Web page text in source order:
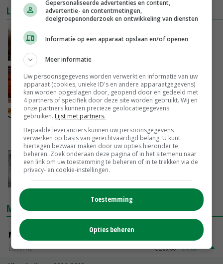
LEES OOK
PvdD: minder vlees voor goed klimaat
04-12-2014
'Klimaatverandering binnen PvdD nodig'
23-11-2013
Thieme oogst kritiek met tyfoon-uitspraak
19-11-2013
MARKTPRIJZEN
Magere melkpoeder
Zuivel NL
€ 269,00 € 7,00
Gepersonaliseerde advertenties en content,
advertentie- en contentmetingen,
doelgroepenonderzoek en ontwikkeling van diensten
Informatie op een apparaat opslaan en/of openen
Meer informatie
Uw persoonsgegevens worden verwerkt en informatie van uw
apparaat (cookies, unieke ID's en andere apparaatgegevens)
kan worden opgeslagen door, geopend door en gedeeld met
4 partners of specifiek door deze site worden gebruikt. Wij en
onze partners kunnen precieze geolocatiegegevens
gebruiken. Lijst met partners.
Bepaalde leveranciers kunnen uw persoonsgegevens
verwerken op basis van gerechtvaardigd belang. U kunt
hiertegen bezwaar maken door uw opties hieronder te
beheren. Zoek onderaan deze pagina of in het sitemenu naar
een link om uw toestemming te beheren of in te trekken via de
privacy- en cookie-instellingen.
Toestemming
Opties beheren